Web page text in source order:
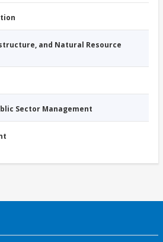
and Natural Resource
Sector Management